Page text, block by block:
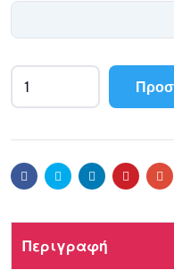
l
r
FacebookTwitter LinkedinPinterest
Περιγραφή